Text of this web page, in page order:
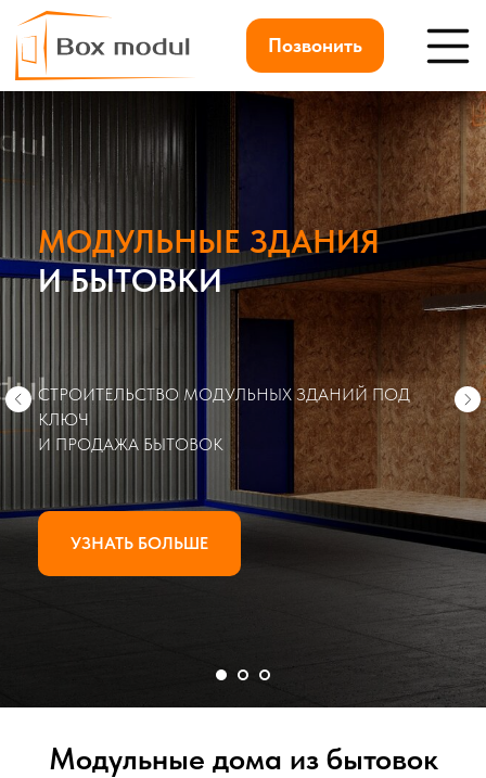
Позвонить
МОДУЛЬНЫЕ ЗДАНИЯ
И БЫТОВКИ
СТРОИТЕЛЬСТВО МОДУЛЬНЫХ ЗДАНИЙ ПОД
КЛЮЧ
И ПРОДАЖА БЫТОВОК
УЗНАТЬ БОЛЬШЕ
Модульные дома из бытовок